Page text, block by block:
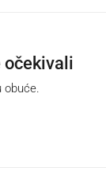
očekivali